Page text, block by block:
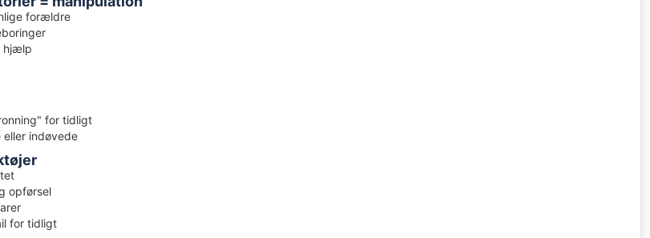
forældre
hjælp
for tidligt
eller indøvede
opførsel
for tidligt